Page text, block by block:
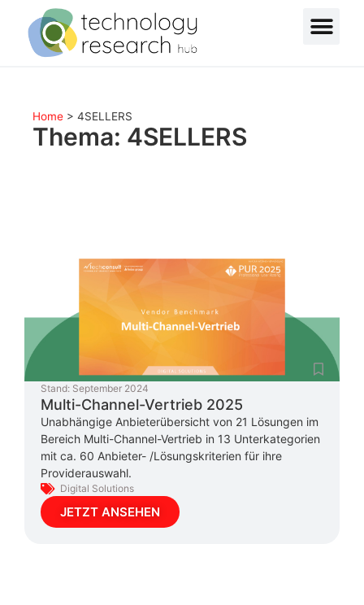
Home > 4SELLERS
Thema: 4SELLERS
Stand: September 2024
Multi-Channel-Vertrieb 2025
Unabhängige Anbieterübersicht von 21 Lösungen im
Bereich Multi-Channel-Vertrieb in 13 Unterkategorien
mit ca. 60 Anbieter- /Lösungskriterien für ihre
Providerauswahl.
Digital Solutions
JETZT ANSEHEN